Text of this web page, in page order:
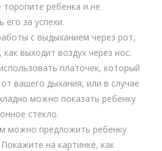
торопите ребенка и не
его за успехи.
с выдыханием через рот,
выходит воздух через нос.
платочек, который
вашего дыхания, или в случае
можно показать ребенку
стекло.
можно предложить ребенку
на картинке, как